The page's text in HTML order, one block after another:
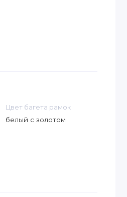
Цвет багета рамок
белый с золотом